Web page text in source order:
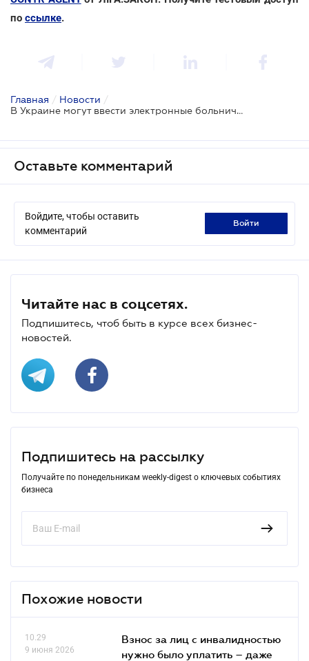
по ссылке.
Главная / Новости /
В Украине могут ввести электронные больничные
Оставьте комментарий
Войдите, чтобы оставить
комментарий
войти
Читайте нас в соцсетях.
Подпишитесь, чтоб быть в курсе всех бизнес-
новостей.
Подпишитесь на рассылку
Получайте по понедельникам weekly-digest о ключевых событиях
бизнеса
Похожие новости
10.29
9 июня 2026
Взнос за лиц с инвалидностью
нужно было уплатить – даже